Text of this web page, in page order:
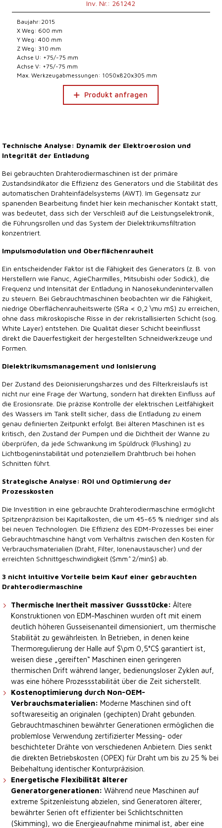
Inv. Nr.: 261242
Baujahr:2015
X Weg: 600 mm
Y Weg: 400 mm
Z Weg: 310 mm
Achse U: +75/-75 mm
Achse V: +75/-75 mm
Max. Werkzeugabmessungen: 1050x820x305 mm
Produkt anfragen
Technische Analyse: Dynamik der Elektroerosion und
Integrität der Entladung
Bei gebrauchten Drahterodiermaschinen ist der primäre
Zustandsindikator die Effizienz des Generators und die Stabilität des
automatischen Drahteinfädelsystems (AWT). Im Gegensatz zur
spanenden Bearbeitung findet hier kein mechanischer Kontakt statt,
was bedeutet, dass sich der Verschleiß auf die Leistungselektronik,
die Führungsrollen und das System der Dielektrikumsfiltration
konzentriert.
Impulsmodulation und Oberflächenrauheit
Ein entscheidender Faktor ist die Fähigkeit des Generators (z. B. von
Herstellern wie Fanuc, AgieCharmilles, Mitsubishi oder Sodick), die
Frequenz und Intensität der Entladung in Nanosekundenintervallen
zu steuern. Bei Gebrauchtmaschinen beobachten wir die Fähigkeit,
niedrige Oberflächenrauheitswerte ($Ra < 0,2 \mu m$) zu erreichen,
ohne dass mikroskopische Risse in der rekristallisierten Schicht (sog.
White Layer) entstehen. Die Qualität dieser Schicht beeinflusst
direkt die Dauerfestigkeit der hergestellten Schneidwerkzeuge und
Formen.
Dielektrikumsmanagement und Ionisierung
Der Zustand des Deionisierungsharzes und des Filterkreislaufs ist
nicht nur eine Frage der Wartung, sondern hat direkten Einfluss auf
die Erosionsrate. Die präzise Kontrolle der elektrischen Leitfähigkeit
des Wassers im Tank stellt sicher, dass die Entladung zu einem
genau definierten Zeitpunkt erfolgt. Bei älteren Maschinen ist es
kritisch, den Zustand der Pumpen und die Dichtheit der Wanne zu
überprüfen, da jede Schwankung im Spüldruck (Flushing) zu
Lichtbogeninstabilität und potenziellem Drahtbruch bei hohen
Schnitten führt.
Strategische Analyse: ROI und Optimierung der
Prozesskosten
Die Investition in eine gebrauchte Drahterodiermaschine ermöglicht
Spitzenpräzision bei Kapitalkosten, die um 45–65 % niedriger sind als
bei neuen Technologien. Die Effizienz des EDM-Prozesses bei einer
Gebrauchtmaschine hängt vom Verhältnis zwischen den Kosten für
Verbrauchsmaterialien (Draht, Filter, Ionenaustauscher) und der
erreichten Schnittgeschwindigkeit ($mm^2/min$) ab.
3 nicht intuitive Vorteile beim Kauf einer gebrauchten
Drahterodiermaschine
Thermische Inertheit massiver Gussstücke: Ältere
Konstruktionen von EDM-Maschinen wurden oft mit einem
deutlich höheren Gusseisenanteil dimensioniert, um thermische
Stabilität zu gewährleisten. In Betrieben, in denen keine
Thermoregulierung der Halle auf $\pm 0,5°C$ garantiert ist,
weisen diese „gereiften“ Maschinen einen geringeren
thermischen Drift während langer, bedienungsloser Zyklen auf,
was eine höhere Prozessstabilität über die Zeit sicherstellt.
Kostenoptimierung durch Non-OEM-
Verbrauchsmaterialien: Moderne Maschinen sind oft
softwareseitig an originalen (gechipten) Draht gebunden.
Gebrauchtmaschinen bewährter Generationen ermöglichen die
problemlose Verwendung zertifizierter Messing- oder
beschichteter Drähte von verschiedenen Anbietern. Dies senkt
die direkten Betriebskosten (OPEX) für Draht um bis zu 25 % bei
Beibehaltung identischer Konturpräzision.
Energetische Flexibilität älterer
Generatorgenerationen: Während neue Maschinen auf
extreme Spitzenleistung abzielen, sind Generatoren älterer,
bewährter Serien oft effizienter bei Schlichtschnitten
(Skimming), wo die Energieaufnahme minimal ist, aber eine